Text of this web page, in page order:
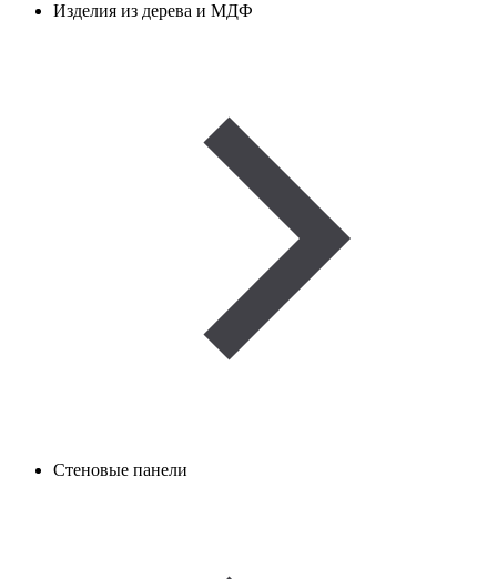
Изделия из дерева и МДФ
Стеновые панели